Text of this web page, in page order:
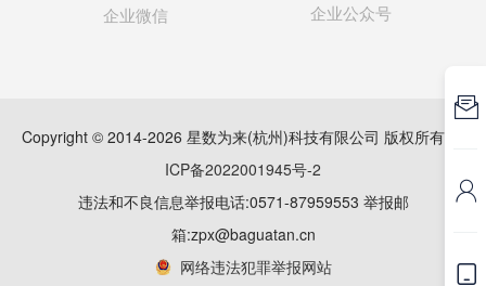
企业微信 企业公众号
Copyright © 2014-2026 星数为来(杭州)科技有限公司 版权所有
ICP备2022001945号-2
违法和不良信息举报电话:0571-87959553 举报邮
箱:zpx@baguatan.cn
网络违法犯罪举报网站


